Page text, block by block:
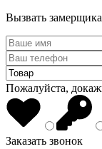
Вызвать замерщика
Пожалуйста,
Заказать звонок